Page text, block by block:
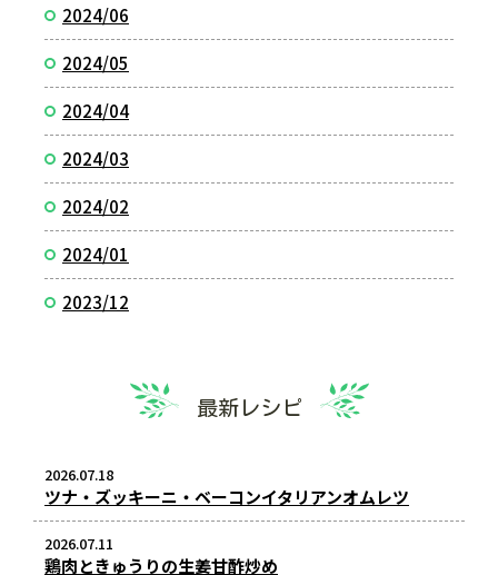
2024/06
2024/05
2024/04
2024/03
2024/02
2024/01
2023/12
最新レシピ
2026.07.18
ツナ・ズッキーニ・ベーコンイタリアンオムレツ
2026.07.11
鶏肉ときゅうりの生姜甘酢炒め